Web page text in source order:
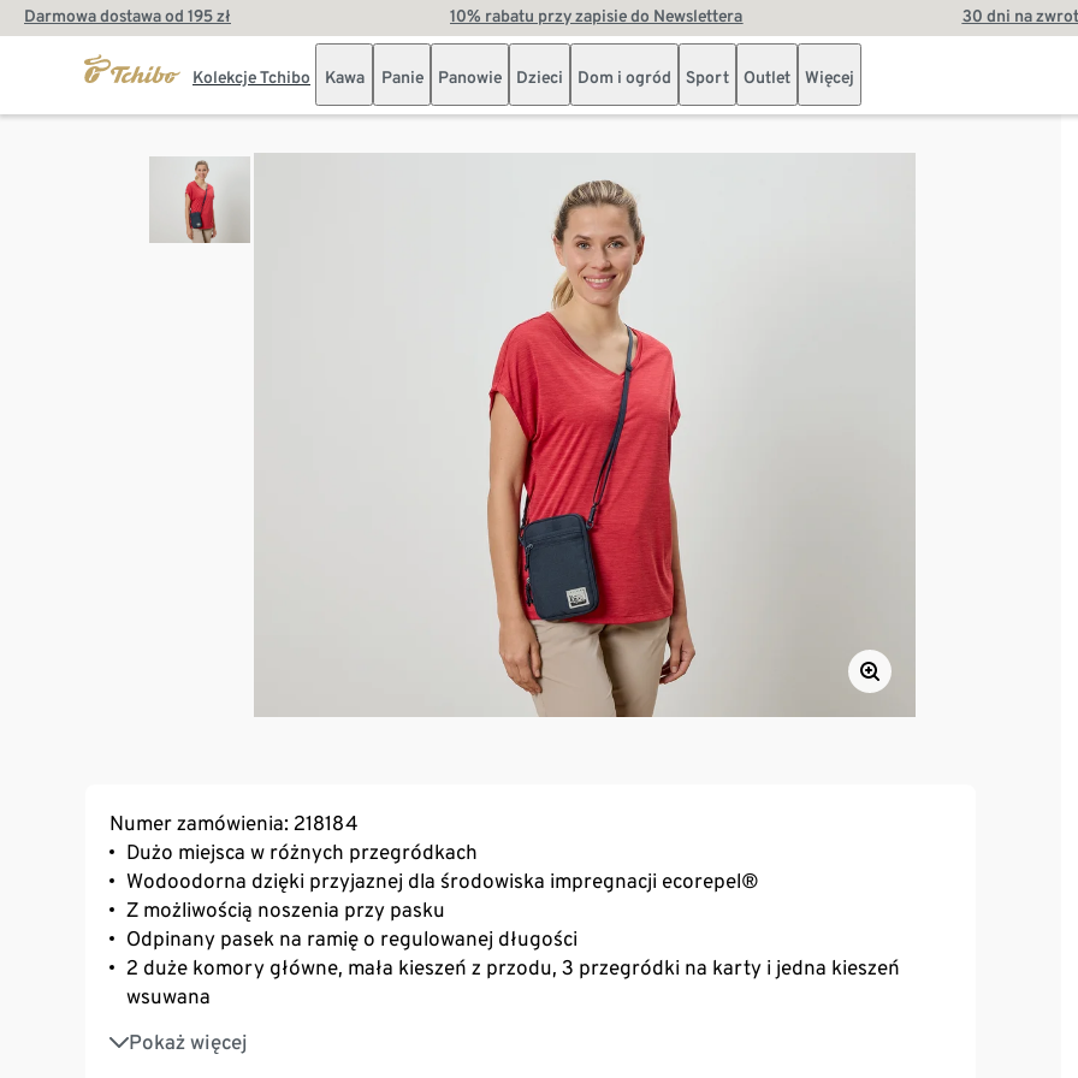
Darmowa dostawa od 195 zł 10% rabatu przy zapisie do Newslettera 30 dni na
Kolekcje Tchibo Kawa Panie Panowie Dzieci Dom i ogród Sport Outlet Więcej
Numer zamówienia: 218184
Dużo miejsca w różnych przegródkach
Wodoodorna dzięki przyjaznej dla środowiska impregnacji ecorepel®
Z możliwością noszenia przy pasku
Odpinany pasek na ramię o regulowanej długości
2 duże komory główne, mała kieszeń z przodu, 3 przegródki na karty i jedna kieszeń
wsuwana
Pokaż więcej
Z materiałem z recyklingu
Szlufka do mocowania na pasku